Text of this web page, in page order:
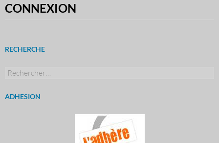
CONNEXION
RECHERCHE
Rechercher :
ADHESION